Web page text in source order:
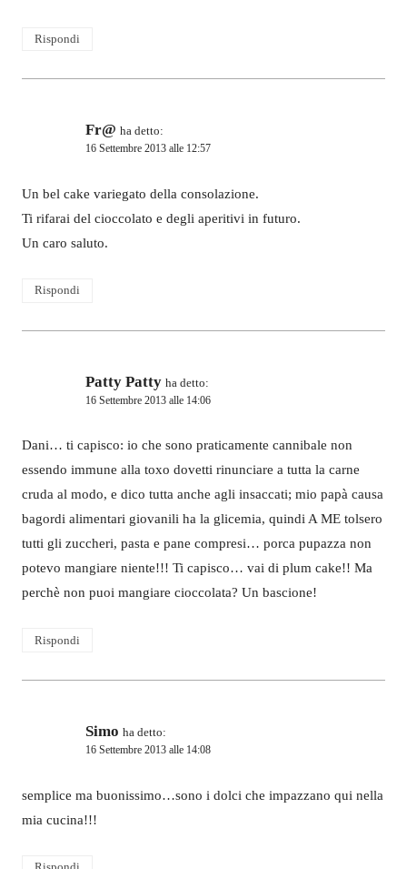
Rispondi
Fr@ ha detto:
16 Settembre 2013 alle 12:57
Un bel cake variegato della consolazione.
Ti rifarai del cioccolato e degli aperitivi in futuro.
Un caro saluto.
Rispondi
Patty Patty ha detto:
16 Settembre 2013 alle 14:06
Dani… ti capisco: io che sono praticamente cannibale non
essendo immune alla toxo dovetti rinunciare a tutta la carne
cruda al modo, e dico tutta anche agli insaccati; mio papà causa
bagordi alimentari giovanili ha la glicemia, quindi A ME tolsero
tutti gli zuccheri, pasta e pane compresi… porca pupazza non
potevo mangiare niente!!! Ti capisco… vai di plum cake!! Ma
perchè non puoi mangiare cioccolata? Un bascione!
Rispondi
Simo ha detto:
16 Settembre 2013 alle 14:08
semplice ma buonissimo…sono i dolci che impazzano qui nella
mia cucina!!!